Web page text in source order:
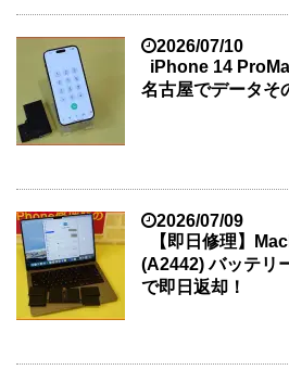
2026/07/10
iPhone 14
名古屋でデータそ
2026/07/09
【即日修理】
(A2442) バッテリ
で即日返却！